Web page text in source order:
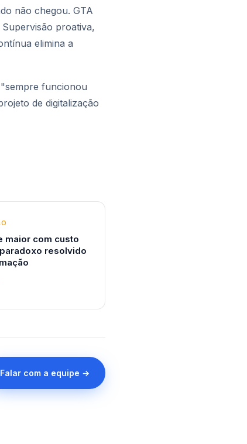
não chegou. GTA
proativa,
elimina a
funcionou
de digitalização
maior com custo
resolvido
Falar com a equipe →